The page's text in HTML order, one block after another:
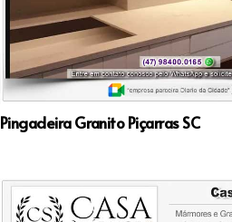
Pingadeira Granito Piçarras SC